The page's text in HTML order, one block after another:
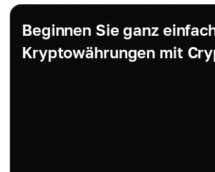
Beginnen Sie ganz
Kryptowährungen mit